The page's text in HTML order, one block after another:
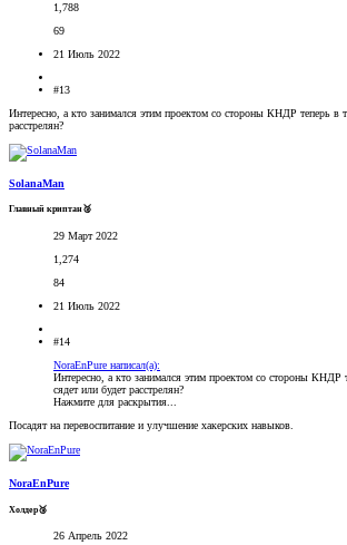
1,788
69
21 Июль 2022
#13
Интересно, а кто занимался этим проектом со стороны КНДР теперь в
расстрелян?
SolanaMan
Главный криптан🥈
29 Март 2022
1,274
84
21 Июль 2022
#14
NoraEnPure написал(а):
Интересно, а кто занимался этим проектом со стороны КНДР
сядет или будет расстрелян?
Нажмите для раскрытия...
Посадят на перевоспитание и улучшение хакерских навыков.
NoraEnPure
Холдер🥉
26 Апрель 2022